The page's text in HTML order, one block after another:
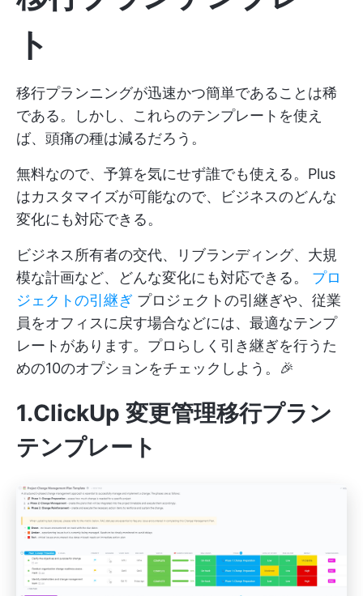
ト
移行プランニングが迅速かつ簡単であることは稀
である。しかし、これらのテンプレートを使え
ば、頭痛の種は減るだろう。
無料なので、予算を気にせず誰でも使える。Plus
はカスタマイズが可能なので、ビジネスのどんな
変化にも対応できる。
ビジネス所有者の交代、リブランディング、大規
模な計画など、どんな変化にも対応できる。 プロ
ジェクトの引継ぎ プロジェクトの引継ぎや、従業
員をオフィスに戻す場合などには、最適なテンプ
レートがあります。プロらしく引き継ぎを行うた
めの10のオプションをチェックしよう。🎉
1.ClickUp 変更管理移行プラン
テンプレート